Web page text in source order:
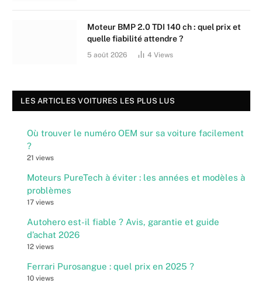
Moteur BMP 2.0 TDI 140 ch : quel prix et
quelle fiabilité attendre ?
5 août 2026 4 Views
LES ARTICLES VOITURES LES PLUS LUS
Où trouver le numéro OEM sur sa voiture facilement
?
21 views
Moteurs PureTech à éviter : les années et modèles à
problèmes
17 views
Autohero est-il fiable ? Avis, garantie et guide
d’achat 2026
12 views
Ferrari Purosangue : quel prix en 2025 ?
10 views